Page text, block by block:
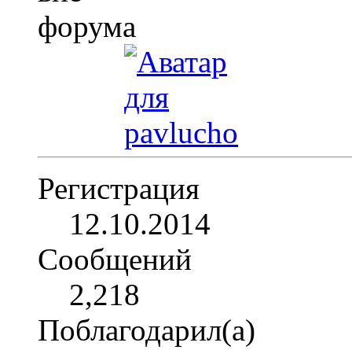
Регистрация
12.10.2014
Сообщений
2,218
Поблагодарил(а)